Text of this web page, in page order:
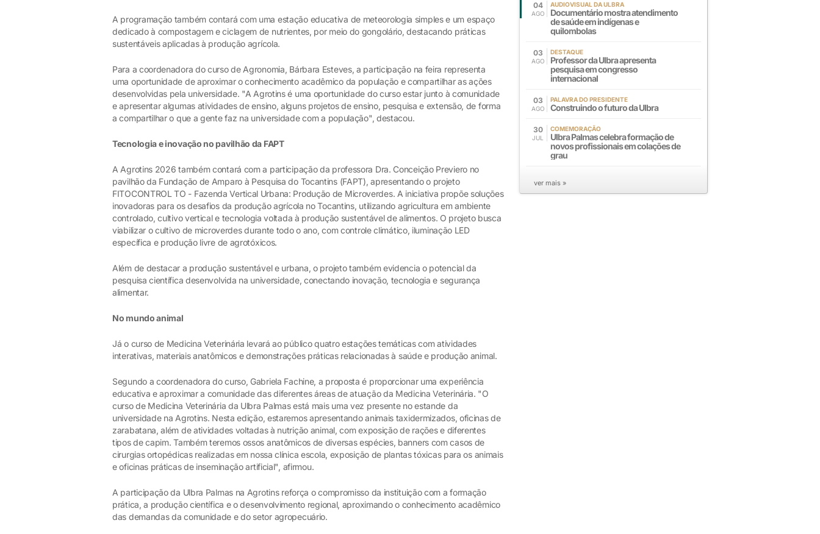
A programação também contará com uma estação educativa de meteorologia simples e um espaço
dedicado à compostagem e ciclagem de nutrientes, por meio do gongolário, destacando práticas
sustentáveis aplicadas à produção agrícola.
Para a coordenadora do curso de Agronomia, Bárbara Esteves, a participação na feira representa
uma oportunidade de aproximar o conhecimento acadêmico da população e compartilhar as ações
desenvolvidas pela universidade. "A Agrotins é uma oportunidade do curso estar junto à comunidade
e apresentar algumas atividades de ensino, alguns projetos de ensino, pesquisa e extensão, de forma
a compartilhar o que a gente faz na universidade com a população", destacou.
Tecnologia e inovação no pavilhão da FAPT
A Agrotins 2026 também contará com a participação da professora Dra. Conceição Previero no
pavilhão da Fundação de Amparo à Pesquisa do Tocantins (FAPT), apresentando o projeto
FITOCONTROL TO - Fazenda Vertical Urbana: Produção de Microverdes. A iniciativa propõe soluções
inovadoras para os desafios da produção agrícola no Tocantins, utilizando agricultura em ambiente
controlado, cultivo vertical e tecnologia voltada à produção sustentável de alimentos. O projeto busca
viabilizar o cultivo de microverdes durante todo o ano, com controle climático, iluminação LED
específica e produção livre de agrotóxicos.
Além de destacar a produção sustentável e urbana, o projeto também evidencia o potencial da
pesquisa científica desenvolvida na universidade, conectando inovação, tecnologia e segurança
alimentar.
No mundo animal
Já o curso de Medicina Veterinária levará ao público quatro estações temáticas com atividades
interativas, materiais anatômicos e demonstrações práticas relacionadas à saúde e produção animal.
Segundo a coordenadora do curso, Gabriela Fachine, a proposta é proporcionar uma experiência
educativa e aproximar a comunidade das diferentes áreas de atuação da Medicina Veterinária. "O
curso de Medicina Veterinária da Ulbra Palmas está mais uma vez presente no estande da
universidade na Agrotins. Nesta edição, estaremos apresentando animais taxidermizados, oficinas de
zarabatana, além de atividades voltadas à nutrição animal, com exposição de rações e diferentes
tipos de capim. Também teremos ossos anatômicos de diversas espécies, banners com casos de
cirurgias ortopédicas realizadas em nossa clínica escola, exposição de plantas tóxicas para os animais
e oficinas práticas de inseminação artificial", afirmou.
A participação da Ulbra Palmas na Agrotins reforça o compromisso da instituição com a formação
prática, a produção científica e o desenvolvimento regional, aproximando o conhecimento acadêmico
das demandas da comunidade e do setor agropecuário.
04
AGO
AUDIOVISUAL DA ULBRA
Documentário mostra atendimento
de saúde em indígenas e
quilombolas
03
AGO
DESTAQUE
Professor da Ulbra apresenta
pesquisa em congresso
internacional
03
AGO
PALAVRA DO PRESIDENTE
Construindo o futuro da Ulbra
30
JUL
COMEMORAÇÃO
Ulbra Palmas celebra formação de
novos profissionais em colações de
grau
ver mais »